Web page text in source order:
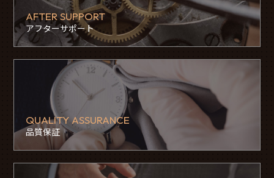
AFTER SUPPORT
アフターサポート
QUALITY ASSURANCE
品質保証